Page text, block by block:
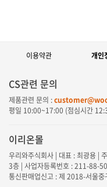
이용약관 개인
CS관련 문의
제품관련 문의 :
평일 10:00~17:00 (점심시간
이리온몰
우리와주식회사 | 대표 : 최광용 |
3층 | 사업자등록번호 : 211-88-
통신판매업신고 : 제 2018-서울